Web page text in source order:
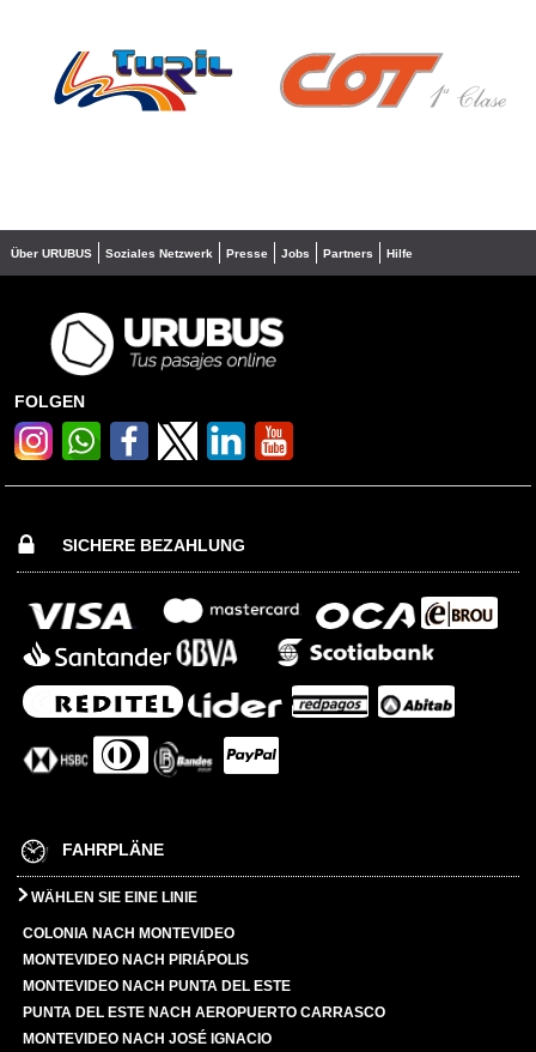
❮ ❯
Über URUBUS Soziales Netzwerk Presse Jobs Partners Hilfe
FOLGEN
SICHERE BEZAHLUNG
FAHRPLÄNE
WÄHLEN SIE EINE LINIE
COLONIA NACH MONTEVIDEO
MONTEVIDEO NACH PIRIÁPOLIS
MONTEVIDEO NACH PUNTA DEL ESTE
PUNTA DEL ESTE NACH AEROPUERTO CARRASCO
MONTEVIDEO NACH JOSÉ IGNACIO